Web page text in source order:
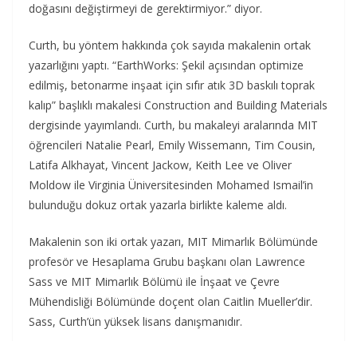
doğasını değiştirmeyi de gerektirmiyor.” diyor.
Curth, bu yöntem hakkında çok sayıda makalenin ortak
yazarlığını yaptı. “EarthWorks: Şekil açısından optimize
edilmiş, betonarme inşaat için sıfır atık 3D baskılı toprak
kalıp” başlıklı makalesi Construction and Building Materials
dergisinde yayımlandı. Curth, bu makaleyi aralarında MIT
öğrencileri Natalie Pearl, Emily Wissemann, Tim Cousin,
Latifa Alkhayat, Vincent Jackow, Keith Lee ve Oliver
Moldow ile Virginia Üniversitesinden Mohamed Ismail’in
bulunduğu dokuz ortak yazarla birlikte kaleme aldı.
Makalenin son iki ortak yazarı, MIT Mimarlık Bölümünde
profesör ve Hesaplama Grubu başkanı olan Lawrence
Sass ve MIT Mimarlık Bölümü ile İnşaat ve Çevre
Mühendisliği Bölümünde doçent olan Caitlin Mueller’dir.
Sass, Curth’ün yüksek lisans danışmanıdır.